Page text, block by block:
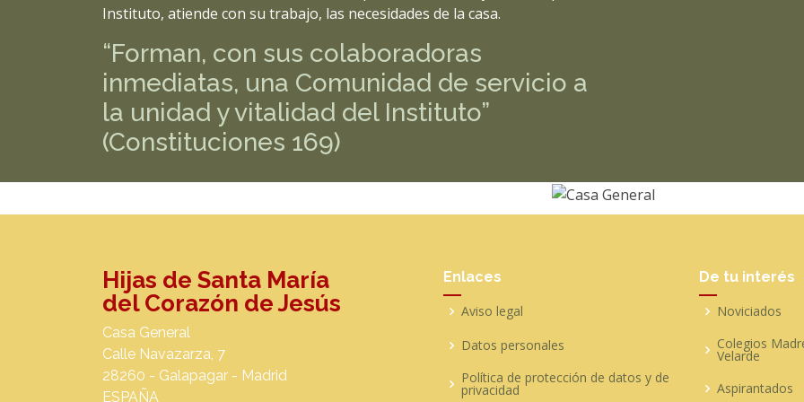
Instituto, atiende con su trabajo, las necesidades de la casa.
“Forman, con sus colaboradoras
inmediatas, una Comunidad de servicio a
la unidad y vitalidad del Instituto”
(Constituciones 169)
Hijas de Santa María
del Corazón de Jesús
Casa General
Calle Navazarza, 7
28260 - Galapagar - Madrid
ESPAÑA
Enlaces
Aviso legal
Datos personales
Política de protección de datos y de
privacidad
De tu interés
Noviciados
Colegios
Velarde
Aspirantados